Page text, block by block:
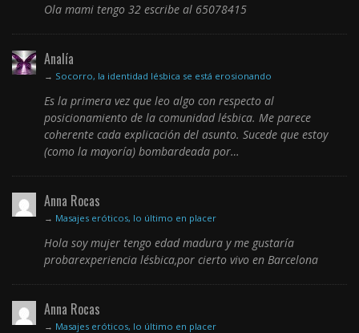
Ola mami tengo 32 escribe al 65078415
Analía
→ Socorro, la identidad lésbica se está erosionando
Es la primera vez que leo algo con respecto al
posicionamiento de la comunidad lésbica. Me parece
coherente cada explicación del asunto. Sucede que estoy
(como la mayoría) bombardeada por…
Anna Rocas
→ Masajes eróticos, lo último en placer
Hola soy mujer tengo edad madura y me gustaría
probarexperiencia lésbica,por cierto vivo en Barcelona
Anna Rocas
→ Masajes eróticos, lo último en placer